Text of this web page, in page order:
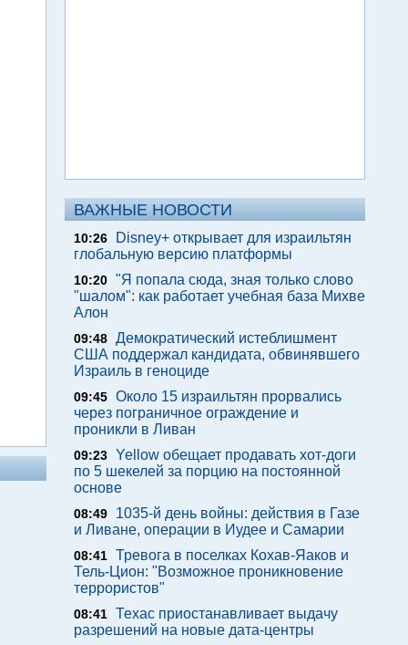
ВАЖНЫЕ НОВОСТИ
10:26
Disney+ открывает для израильтян
глобальную версию платформы
10:20 "Я попала сюда, зная только слово
"шалом": как работает учебная база Михве
Алон
09:48 Демократический истеблишмент
США поддержал кандидата, обвинявшего
Израиль в геноциде
09:45 Около 15 израильтян прорвались
через пограничное ограждение и
проникли в Ливан
09:23 Yellow обещает продавать хот-доги
по 5 шекелей за порцию на постоянной
основе
08:49
1035-й день войны: действия в Газе
и Ливане, операции в Иудее и Самарии
08:41 Тревога в поселках Кохав-Яаков и
Тель-Цион: "Возможное проникновение
террористов"
08:41 Техас приостанавливает выдачу
разрешений на новые дата-центры